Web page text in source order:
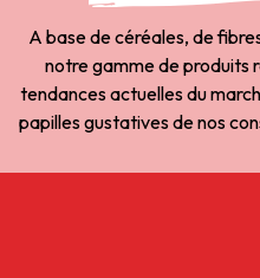
A base de céréales, de
notre gamme de produits
tendances actuelles du
papilles gustatives de nos